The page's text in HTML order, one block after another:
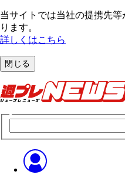
当サイトでは当社の提携先
ります。
詳しくはこちら
閉じる